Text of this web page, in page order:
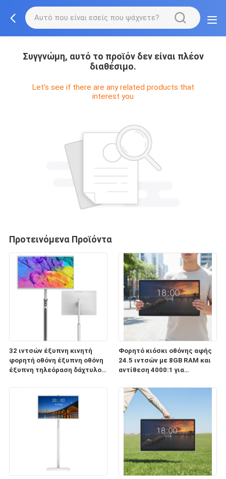
Συγγνώμη, αυτό το προϊόν δεν είναι πλέον
διαθέσιμο.
Let's see if there are any related products that
interest you
Προτεινόμενα Προϊόντα
32 ιντσών έξυπνη κινητή
φορητή οθόνη έξυπνη οθόνη
έξυπνη τηλεόραση δάχτυλο
Bar & Home
Φορητό κιόσκι οθόνης αφής
24.5 ιντσών με 8GB RAM και
αντίθεση 4000:1 για
σήμανση